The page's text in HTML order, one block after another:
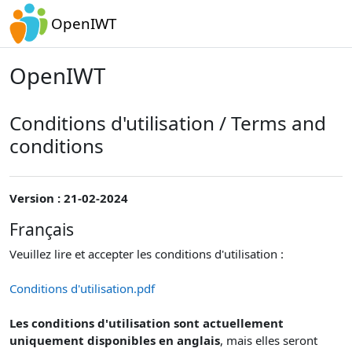
Passer au contenu principal
OpenIWT
OpenIWT
Conditions d'utilisation / Terms and
conditions
Version : 21-02-2024
Français
Veuillez lire et accepter les conditions d'utilisation :
Conditions d'utilisation.pdf
Les conditions d'utilisation sont actuellement
uniquement disponibles en anglais, mais elles seront